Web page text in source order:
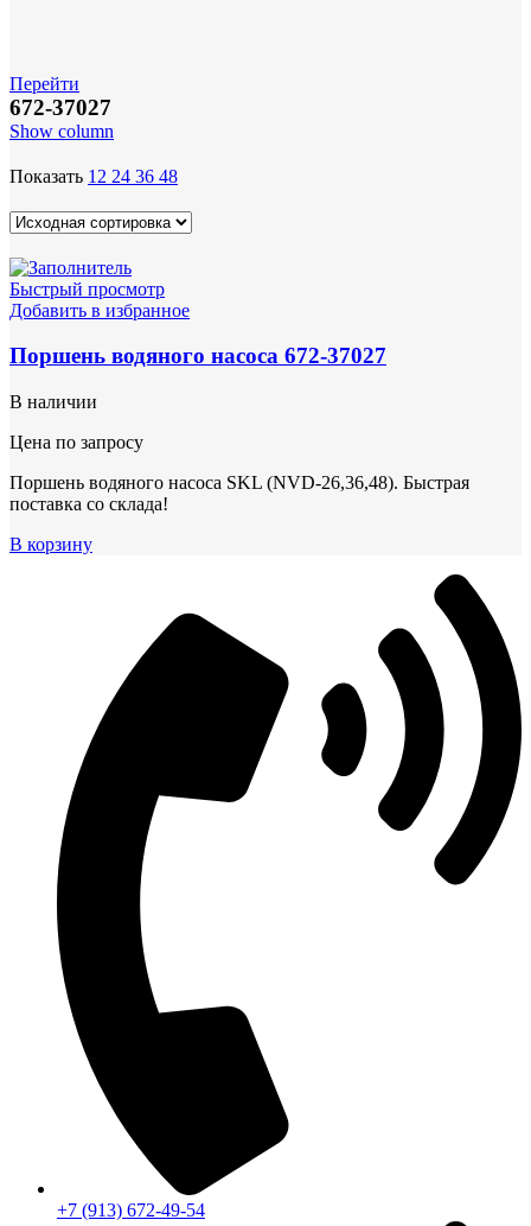
Перейти
672-37027
Show column
Показать 12 24 36 48
Быстрый просмотр
Добавить в избранное
Поршень водяного насоса 672-37027
В наличии
Цена по запросу
Поршень водяного насоса SKL (NVD-26,36,48). Быстрая
поставка со склада!
В корзину
+7 (913) 672-49-54